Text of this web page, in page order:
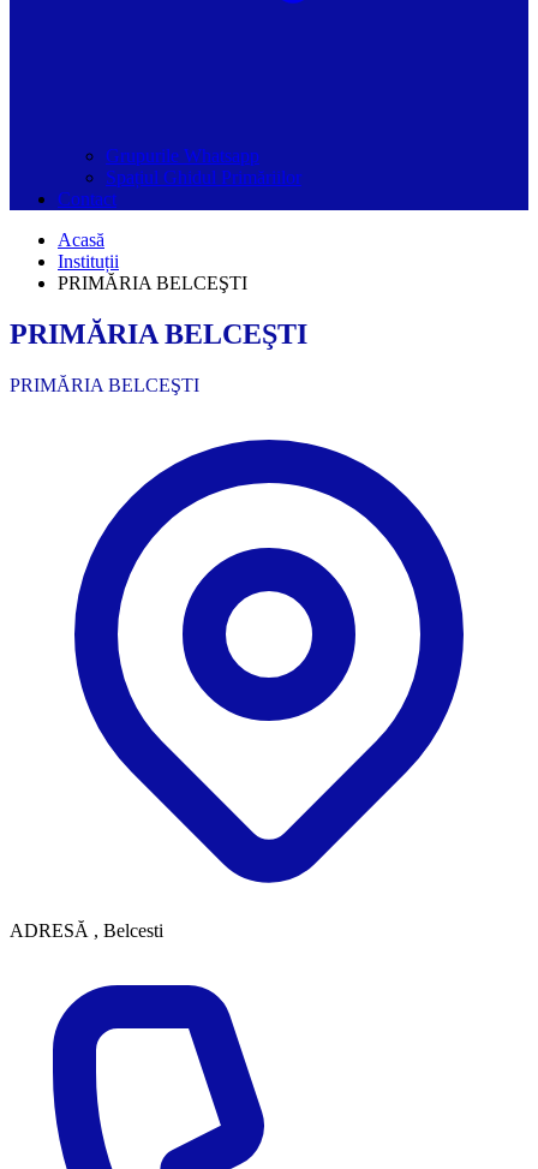
Grupurile Whatsapp
Spațiul Ghidul Primăriilor
Contact
Acasă
Instituții
PRIMĂRIA BELCEŞTI
PRIMĂRIA BELCEŞTI
PRIMĂRIA BELCEŞTI
ADRESĂ , Belcesti